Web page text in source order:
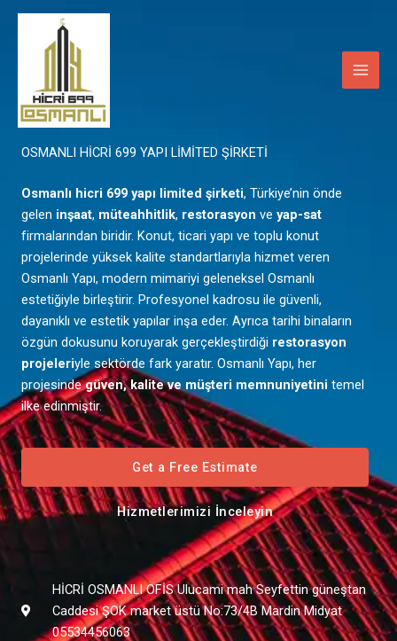
İçeriğe
Mardin
OSMANLI HİCRİ 699 YAPI LİMİTED ŞİRKETİ
Osmanlı hicri 699 yapı limited şirketi, Türkiye’nin önde
gelen inşaat, müteahhitlik, restorasyon ve yap-sat
firmalarından biridir. Konut, ticari yapı ve toplu konut
projelerinde yüksek kalite standartlarıyla hizmet veren
Osmanlı Yapı, modern mimariyi geleneksel Osmanlı
estetiğiyle birleştirir. Profesyonel kadrosu ile güvenli,
dayanıklı ve estetik yapılar inşa eder. Ayrıca tarihi binaların
özgün dokusunu koruyarak gerçekleştirdiği restorasyon
projeleriyle sektörde fark yaratır. Osmanlı Yapı, her
projesindegüven, kalite ve müşteri memnuniyetini temel
ilke edinmiştir.
Get a Free Estimate
Hizmetlerimizi İnceleyin
HİCRİ OSMANLI OFİS Ulucami mah Seyfettin güneştan
Caddesi ŞOK market üstü No:73/4B Mardin Midyat
05534456063